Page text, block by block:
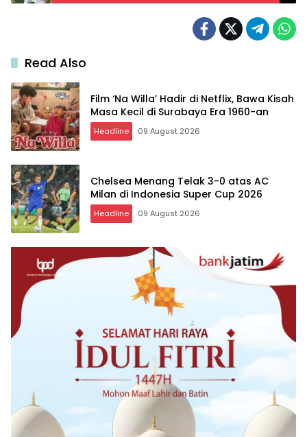
Read Also
Film ‘Na Willa’ Hadir di Netflix, Bawa Kisah
Masa Kecil di Surabaya Era 1960-an
Headline 09 August 2026
Chelsea Menang Telak 3-0 atas AC
Milan di Indonesia Super Cup 2026
Headline 09 August 2026